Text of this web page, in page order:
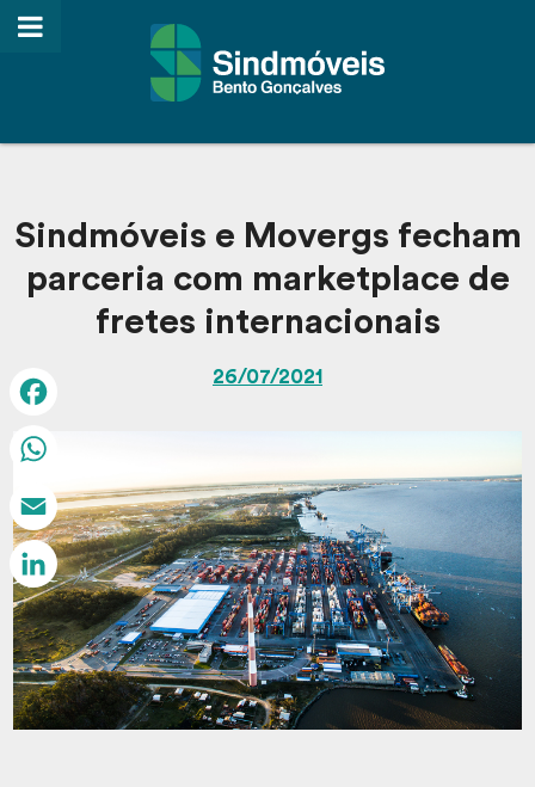
Sindmóveis e Movergs fecham
parceria com marketplace de
fretes internacionais
26/07/2021
Facebook
WhatsApp
Email
LinkedIn